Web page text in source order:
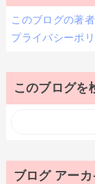
このブログの著者
プライバシーポ
このブログを
ブログ アーカ